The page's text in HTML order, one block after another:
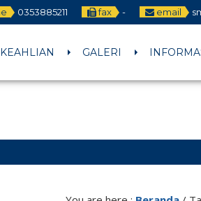
0353885211 fax - email
GALERI